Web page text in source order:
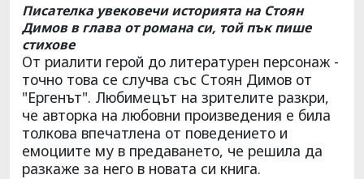
Писателка увековечи историята на Стоян
Димов в глава от романа си, той пък пише
стихове
От риалити герой до литературен персонаж -
точно това се случва със Стоян Димов от
"Ергенът". Любимецът на зрителите разкри,
че авторка на любовни произведения е била
толкова впечатлена от поведението и
емоциите му в предаването, че решила да
разкаже за него в новата си книга.